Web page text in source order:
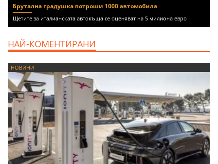
Брутална градушка потроши 1000 автомобила
Щетите за италианската автокъща се оценяват на 5 милиона евро
НАЙ-КОМЕНТИРАНИ
НОВИНИ